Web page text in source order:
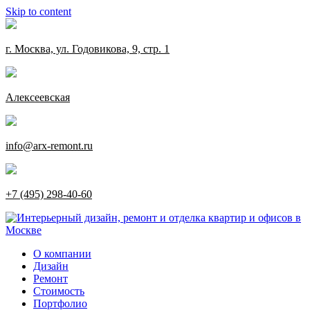
Skip to content
г. Москва, ул. Годовикова, 9, стр. 1
Алексеевская
info@arx-remont.ru
+7 (495) 298-40-60
О компании
Дизайн
Ремонт
Стоимость
Портфолио